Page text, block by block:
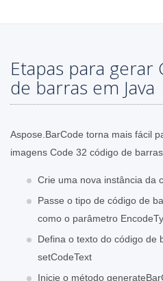
Etapas para gerar
de barras em Java
Aspose.BarCode torna mais fácil
imagens Code 32 código de
Crie uma nova instância da
Passe o tipo de código de
como o parâmetro
Defina o texto do código de
setCodeText
Inicie o método